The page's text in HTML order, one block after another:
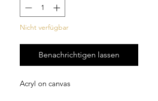
Nicht verfügbar
Benachrichtigen lassen
Acryl on canvas